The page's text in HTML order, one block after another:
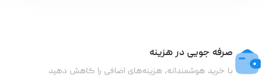
صرفه جویی در هزینه
با خرید هوشمندانه، هزینه‌های اضافی را کاهش دهید